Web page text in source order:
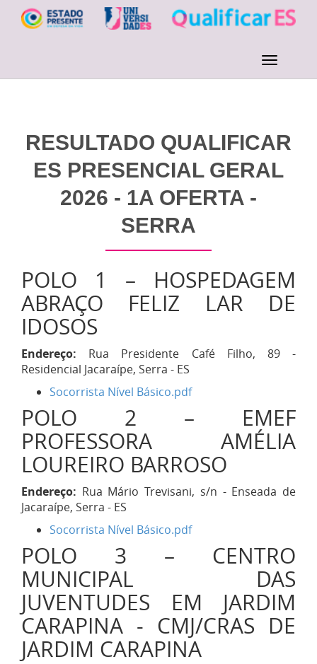
RESULTADO QUALIFICAR
ES PRESENCIAL GERAL
2026 - 1A OFERTA -
SERRA
POLO 1 – HOSPEDAGEM
ABRAÇO FELIZ LAR DE
IDOSOS
Endereço:
Rua Presidente Café Filho, 89 -
Residencial Jacaraípe, Serra - ES
Socorrista Nível Básico.pdf
POLO 2 – EMEF
PROFESSORA AMÉLIA
LOUREIRO BARROSO
Endereço: Rua Mário Trevisani, s/n - Enseada de
Jacaraípe, Serra - ES
Socorrista Nível Básico.pdf
POLO 3 – CENTRO
MUNICIPAL DAS
JUVENTUDES EM JARDIM
CARAPINA - CMJ/CRAS DE
JARDIM CARAPINA